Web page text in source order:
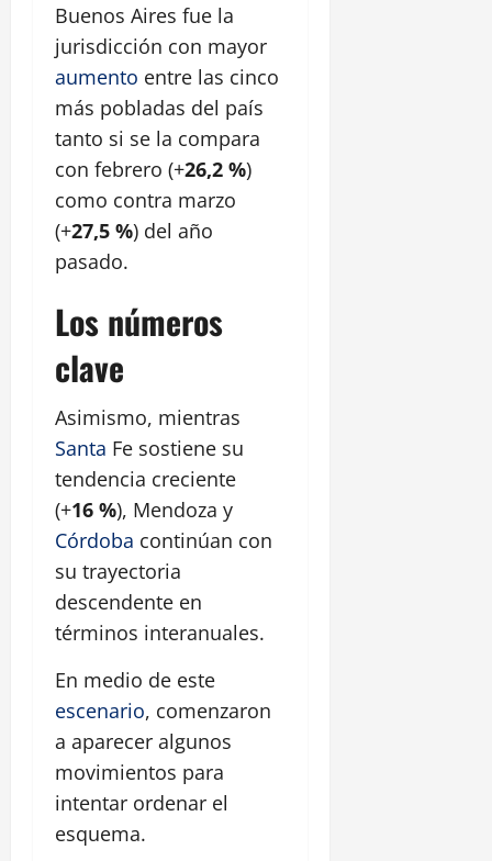
Buenos Aires fue la
jurisdicción con mayor
aumento entre las cinco
más pobladas del país
tanto si se la compara
con febrero (+26,2 %)
como contra marzo
(+27,5 %) del año
pasado.
Los números
clave
Asimismo, mientras
Santa Fe sostiene su
tendencia creciente
(+16 %), Mendoza y
Córdoba continúan con
su trayectoria
descendente en
términos interanuales.
En medio de este
escenario, comenzaron
a aparecer algunos
movimientos para
intentar ordenar el
esquema.